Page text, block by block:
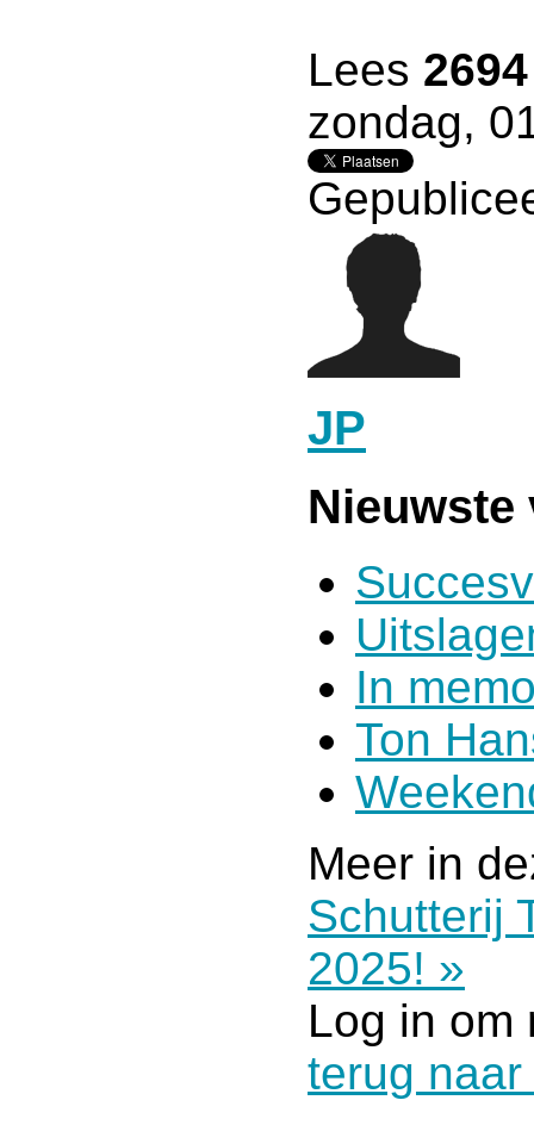
Lees 2694
zondag,
JP
Nieuwste
In
Ton
Meer in
Schutterij
2025! »
Log in om
terug